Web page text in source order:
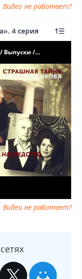
Видео не работает?
4 серия
Видео не работает?